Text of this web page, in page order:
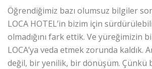
Öğrendiğimiz bazı olumsuz bilgiler
LOCA HOTEL’in bizim için
olmadığını fark ettik. Ve yüreğimizin
LOCA’ya veda etmek zorunda kaldık.
değil, bir yenilik, bir dönüşüm. Çünkü